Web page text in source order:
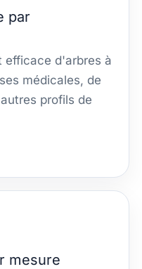
par
efficace d'arbres à
médicales, de
profils de
mesure